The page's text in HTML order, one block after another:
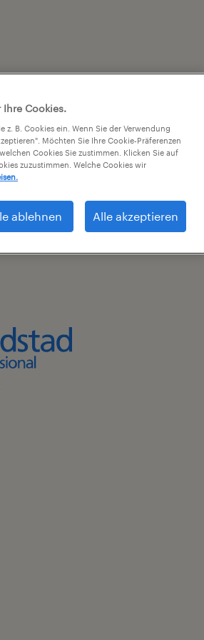
Cookies.
z. B. Cookies ein. Wenn Sie der Verwendung
Möchten Sie Ihre Cookie-Präferenzen
Cookies Sie zustimmen. Klicken Sie auf
zuzustimmen. Welche Cookies wir
ablehnen Alle akzeptieren